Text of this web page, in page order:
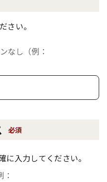
さい。
なし（例：
必須
に入力してください。